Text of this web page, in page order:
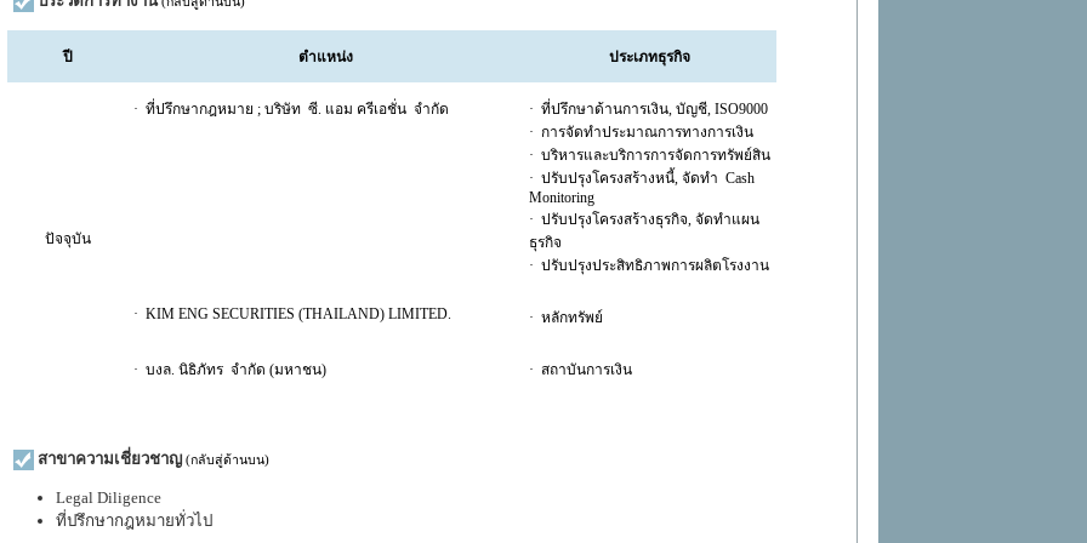
ปี ตำแหน่ง ประเภทธุรกิจ
ปัจจุบัน
· ที่ปรึกษากฎหมาย ; บริษัท ซี. แอม ครีเอชั่น จำกัด
· ที่ปรึกษาด้านการเงิน, บัญชี, ISO9000
· การจัดทำประมาณการทางการเงิน
· บริหารและบริการการจัดการทรัพย์สิน
· ปรับปรุงโครงสร้างหนี้, จัดทำ Cash
Monitoring
· ปรับปรุงโครงสร้างธุรกิจ, จัดทำแผน
ธุรกิจ
· ปรับปรุงประสิทธิภาพการผลิตโรงงาน
· KIM ENG SECURITIES (THAILAND) LIMITED. · หลักทรัพย์
· บงล. นิธิภัทร จำกัด (มหาชน) · สถาบันการเงิน
สาขาความเชี่ยวชาญ (กลับสู่ด้านบน)
Legal Diligence
ที่ปรึกษากฎหมายทั่วไป